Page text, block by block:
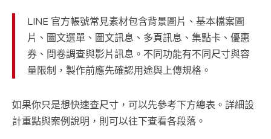
LINE 官方帳號常見素材包含背景圖片、基本檔案圖
片、圖文選單、圖文訊息、多頁訊息、集點卡、優惠
券、問卷調查與影片訊息。不同功能有不同尺寸與容
量限制，製作前應先確認用途與上傳規格。
如果你只是想快速查尺寸，可以先參考下方總表。詳細設
計重點與案例說明，則可以往下查看各段落。